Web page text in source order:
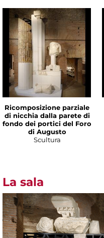
Ricomposizione parziale
di nicchia dalla parete di
fondo dei portici del Foro
di Augusto
Scultura
La sala